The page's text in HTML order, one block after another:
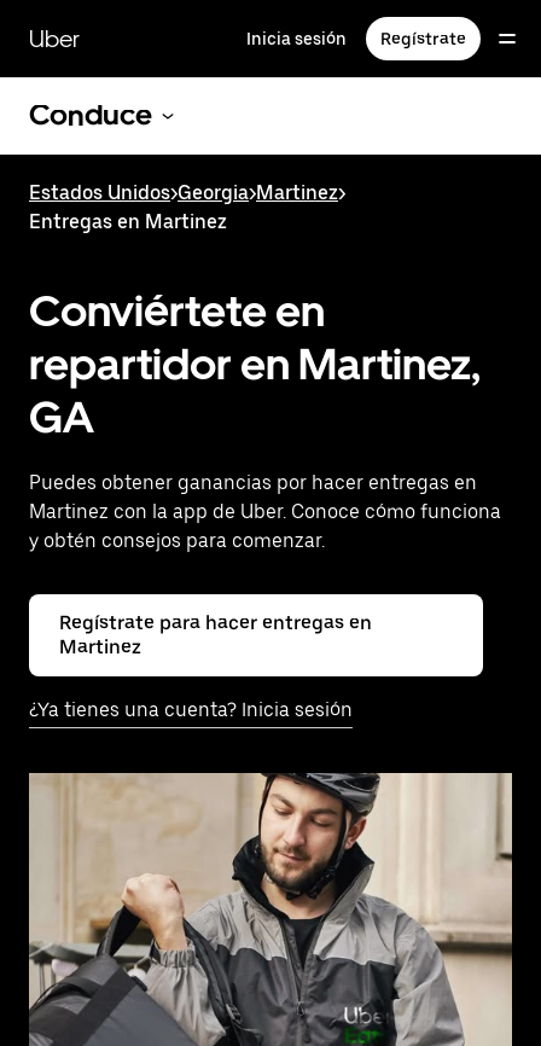
contenido
principal
Uber Inicia sesión Regístrate
Conduce
Estados Unidos>Georgia>Martinez>
Entregas en Martinez
Conviértete en
repartidor en Martinez,
GA
Puedes obtener ganancias por hacer entregas en
Martinez con la app de Uber. Conoce cómo funciona
y obtén consejos para comenzar.
Regístrate para hacer entregas en
Martinez
¿Ya tienes una cuenta? Inicia sesión